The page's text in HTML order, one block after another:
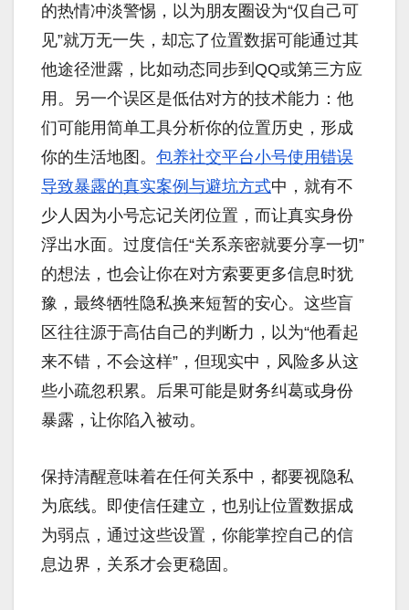
的热情冲淡警惕，以为朋友圈设为“仅自己可
见”就万无一失，却忘了位置数据可能通过其
他途径泄露，比如动态同步到QQ或第三方应
用。另一个误区是低估对方的技术能力：他
们可能用简单工具分析你的位置历史，形成
你的生活地图。 包养社交平台小号使用错误
导致暴露的真实案例与避坑方式中，就有不
少人因为小号忘记关闭位置，而让真实身份
浮出水面。过度信任“关系亲密就要分享一切”
的想法，也会让你在对方索要更多信息时犹
豫，最终牺牲隐私换来短暂的安心。这些盲
区往往源于高估自己的判断力，以为“他看起
来不错，不会这样”，但现实中，风险多从这
些小疏忽积累。后果可能是财务纠葛或身份
暴露，让你陷入被动。
保持清醒意味着在任何关系中，都要视隐私
为底线。即使信任建立，也别让位置数据成
为弱点，通过这些设置，你能掌控自己的信
息边界，关系才会更稳固。